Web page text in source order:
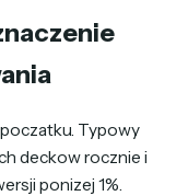
Typowy
deckow rocznie i
ponizej 1%.